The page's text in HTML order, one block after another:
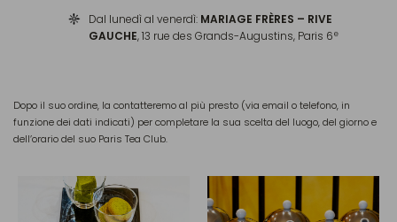
Dal lunedì al venerdì: MARIAGE FRÈRES – RIVE
GAUCHE, 13 rue des Grands-Augustins, Paris 6e
Dopo il suo ordine, la contatteremo al più presto (via email o telefono, in
funzione dei dati indicati) per completare la sua scelta del luogo, del giorno e
dell’orario del suo Paris Tea Club.